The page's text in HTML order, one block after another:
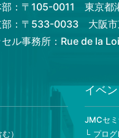
部：〒105-0011 東京都
部：〒533-0033 大阪市
セル事務所：Rue de la
）
イベ
JMCセ
プロ